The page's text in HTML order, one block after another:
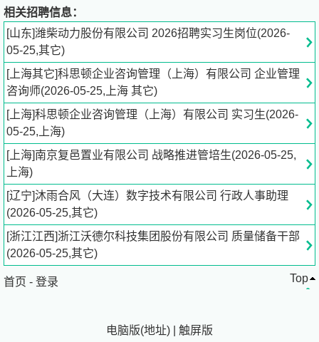
数据工程-主要从事信息化系统规划、系统建设、系统运
维、网络及硬件建设、信息安全及大数据等工作。
人工智能-主要从事通用人工智能、生成式AI（大模型）、
智能驾驶算法的研究及产品应用，人工智能工具链的开发等
工作。
任职资格
智能制造-主要承担产品和技术成果实现的责任，为产品生
产提供直接或间接的技术服务工作。
职能管理-主要从事人力资源管理、财务审计等职能工作。
专业需求
电气控制类、IT信息类、能源与动力工程类、车辆工程类、
机械类、材料化学类、管理类等专业。
薪资福利
公司提供丰厚的实习津贴，完备的生活保障，实习成绩优异
者可获得offer直签卡。
相关招聘信息：
[山东]潍柴动力股份有限公司 2026招聘实习生岗位(2026-
05-25,其它)
[上海其它]科思顿企业咨询管理（上海）有限公司 企业管理
咨询师(2026-05-25,上海 其它)
[上海]科思顿企业咨询管理（上海）有限公司 实习生(2026-
05-25,上海)
[上海]南京复邑置业有限公司 战略推进管培生(2026-05-25,
上海)
[辽宁]沐雨合风（大连）数字技术有限公司 行政人事助理
(2026-05-25,其它)
[浙江江西]浙江沃德尔科技集团股份有限公司 质量储备干部
(2026-05-25,其它)
首页 - 登录 Top
电脑版(地址) 触屏版